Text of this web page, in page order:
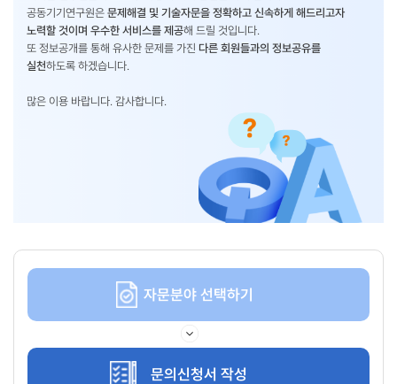
공동기기연구원은 문제해결 및 기술자문을 정확하고 신속하게 해드리고자
노력할 것이며 우수한 서비스를 제공해 드릴 것입니다.
또 정보공개를 통해 유사한 문제를 가진 다른 회원들과의 정보공유를
실천하도록 하겠습니다.
많은 이용 바랍니다. 감사합니다.
자문분야 선택하기
문의신청서 작성